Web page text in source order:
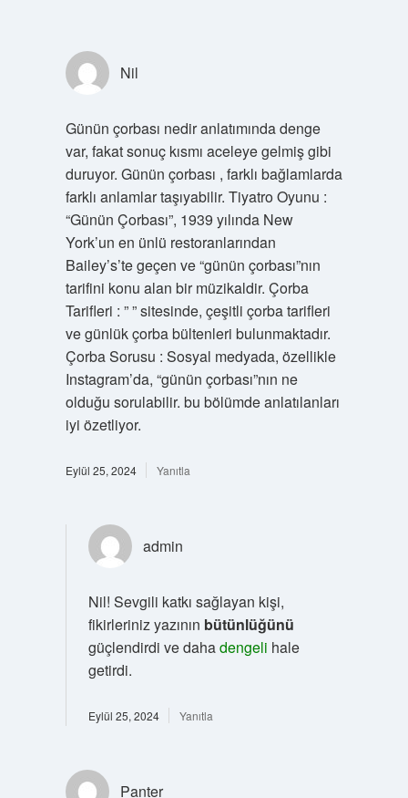
Nil
Günün çorbası nedir anlatımında denge
var, fakat sonuç kısmı aceleye gelmiş gibi
duruyor. Günün çorbası , farklı bağlamlarda
farklı anlamlar taşıyabilir. Tiyatro Oyunu :
“Günün Çorbası”, 1939 yılında New
York’un en ünlü restoranlarından
Bailey’s’te geçen ve “günün çorbası”nın
tarifini konu alan bir müzikaldir. Çorba
Tarifleri : ” ” sitesinde, çeşitli çorba tarifleri
ve günlük çorba bültenleri bulunmaktadır.
Çorba Sorusu : Sosyal medyada, özellikle
Instagram’da, “günün çorbası”nın ne
olduğu sorulabilir. bu bölümde anlatılanları
iyi özetliyor.
Eylül 25, 2024 Yanıtla
admin
Nil! Sevgili katkı sağlayan kişi,
fikirleriniz yazının bütünlüğünü
güçlendirdi ve dahadengeli hale
getirdi.
Eylül 25, 2024 Yanıtla
Panter